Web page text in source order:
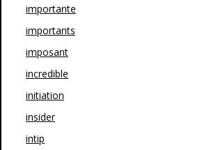
importante
importants
imposant
incredible
initiation
insider
intip